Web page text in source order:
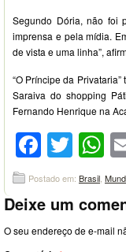
Segundo Dória, não foi
imprensa e pela mídia.
de vista e uma linha”,
“O Príncipe da
Saraiva do shopping
Fernando Henrique na
Postado em: Brasil
Deixe um
O seu endereço de e-mail